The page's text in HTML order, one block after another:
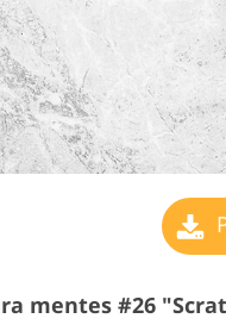
mentes #26